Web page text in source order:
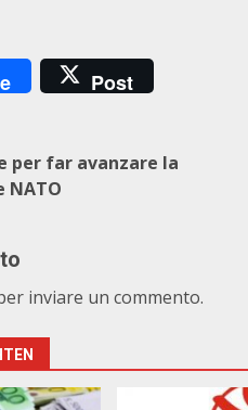
Post
per far avanzare la
NATO
inviare un commento.